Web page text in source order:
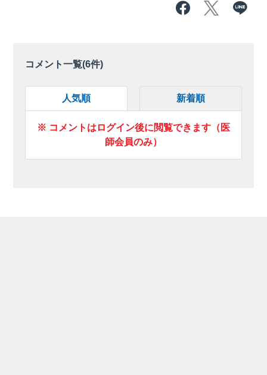
コメント一覧(6件)
人気順 新着順
※ コメントはログイン後に閲覧できます（医
師会員のみ）